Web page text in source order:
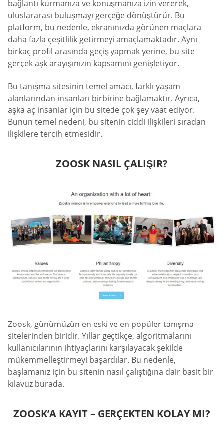
bağlantı kurmanıza ve konuşmanıza izin vererek,
uluslararası buluşmayı gerçeğe dönüştürür. Bu
platform, bu nedenle, ekranınızda görünen maçlara
daha fazla çeşitlilik getirmeyi amaçlamaktadır. Aynı
birkaç profil arasında geçiş yapmak yerine, bu site
gerçek aşk arayışınızın kapsamını genişletiyor.
Bu tanışma sitesinin temel amacı, farklı yaşam
alanlarından insanları birbirine bağlamaktır. Ayrıca,
aşka aç insanlar için bu sitede çok şey vaat ediyor.
Bunun temel nedeni, bu sitenin ciddi ilişkileri sıradan
ilişkilere tercih etmesidir.
ZOOSK NASIL ÇALIŞIR?
Zoosk, günümüzün en eski ve en popüler tanışma
sitelerinden biridir. Yıllar geçtikçe, algoritmalarını
kullanıcılarının ihtiyaçlarını karşılayacak şekilde
mükemmelleştirmeyi başardılar. Bu nedenle,
başlamanız için bu sitenin nasıl çalıştığına dair basit bir
kılavuz burada.
ZOOSK’A KAYIT – GERÇEKTEN KOLAY MI?